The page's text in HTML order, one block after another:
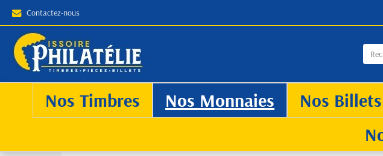
Contactez-nous
Nos Timbres Nos Monnaies Nos Billets